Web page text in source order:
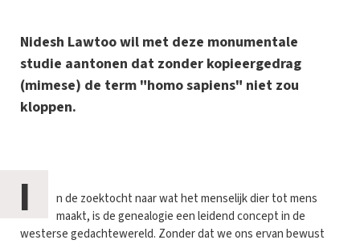
Nidesh Lawtoo wil met deze monumentale
studie aantonen dat zonder kopieergedrag
(mimese) de term "homo sapiens" niet zou
kloppen.
I
n de zoektocht naar wat het menselijk dier tot mens
maakt, is de genealogie een leidend concept in de
westerse gedachtewereld. Zonder dat we ons ervan bewust